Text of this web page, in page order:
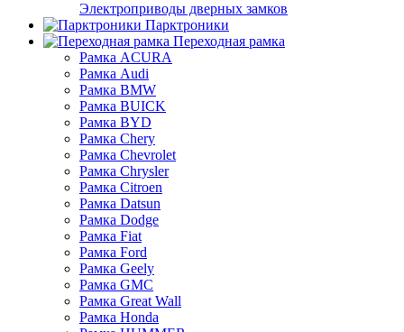
Электроприводы дверных замков
Парктроники
Переходная рамка
Рамка ACURA
Рамка Audi
Рамка BMW
Рамка BUICK
Рамка BYD
Рамка Chery
Рамка Chevrolet
Рамка Chrysler
Рамка Citroen
Рамка Datsun
Рамка Dodge
Рамка Fiat
Рамка Ford
Рамка Geely
Рамка GMC
Рамка Great Wall
Рамка Honda